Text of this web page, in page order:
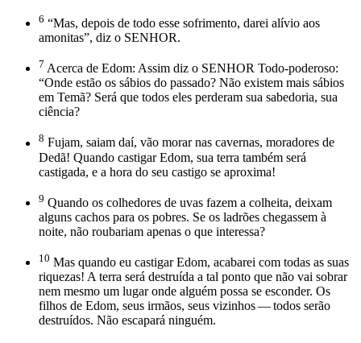
6 “Mas, depois de todo esse sofrimento, darei alívio aos
amonitas”, diz o SENHOR.
7 Acerca de Edom: Assim diz o SENHOR Todo-poderoso:
“Onde estão os sábios do passado? Não existem mais sábios
em Temã? Será que todos eles perderam sua sabedoria, sua
ciência?
8 Fujam, saiam daí, vão morar nas cavernas, moradores de
Dedã! Quando castigar Edom, sua terra também será
castigada, e a hora do seu castigo se aproxima!
9 Quando os colhedores de uvas fazem a colheita, deixam
alguns cachos para os pobres. Se os ladrões chegassem à
noite, não roubariam apenas o que interessa?
10 Mas quando eu castigar Edom, acabarei com todas as suas
riquezas! A terra será destruída a tal ponto que não vai sobrar
nem mesmo um lugar onde alguém possa se esconder. Os
filhos de Edom, seus irmãos, seus vizinhos — todos serão
destruídos. Não escapará ninguém.